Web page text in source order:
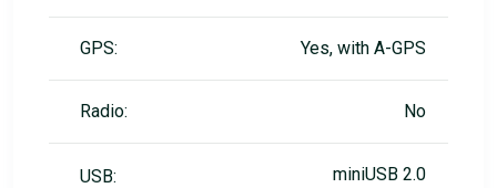
GPS: Yes, with A-GPS
Radio: No
USB: miniUSB 2.0